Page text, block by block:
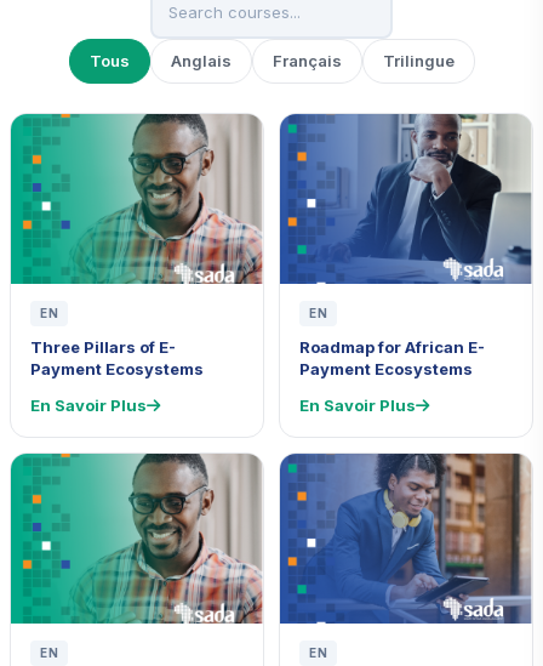
Tous Anglais Français Trilingue
EN
Three Pillars of E-
Payment Ecosystems
En Savoir Plus
EN
Roadmap for African E-
Payment Ecosystems
En Savoir Plus
EN EN